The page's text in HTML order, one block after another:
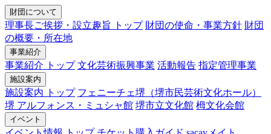
財団について
理事長ご挨拶・設立趣旨 トップ 財団の使命・事業方針 財団
の概要・所在地
事業紹介
事業紹介 トップ 文化芸術振興事業 活動報告 指定管理事業
施設案内
施設案内 トップ フェニーチェ堺（堺市民芸術文化ホール）
堺 アルフォンス・ミュシャ館 堺市立文化館 栂文化会館
イベント